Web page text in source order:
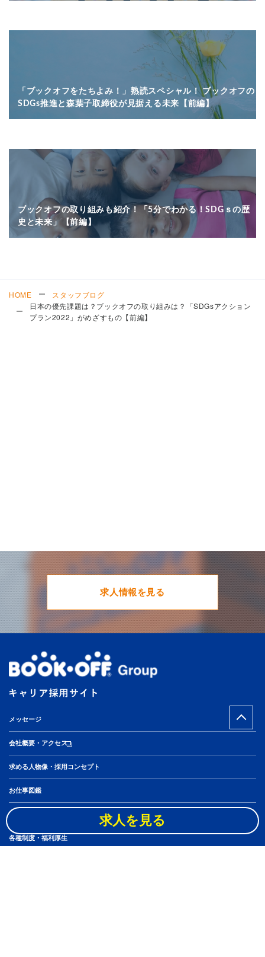
「ブックオフをたちよみ！」熟読スペシャル！ ブックオフの
SDGs推進と森葉子取締役が見据える未来【前編】
ブックオフの取り組みも紹介！「5分でわかる！SDGｓの歴
史と未来」【前編】
HOME
スタッフブログ
日本の優先課題は？ブックオフの取り組みは？「SDGsアクション
プラン2022」がめざすもの【前編】
求人情報を見る
メッセージ
会社概要・アクセス
求める人物像・採用コンセプト
お仕事図鑑
社員10人のキャリアステップ
各種制度・福利厚生
求人を見る